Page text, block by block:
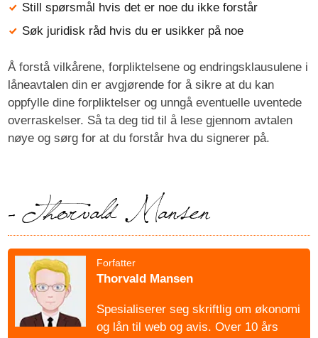
Still spørsmål hvis det er noe du ikke forstår
Søk juridisk råd hvis du er usikker på noe
Å forstå vilkårene, forpliktelsene og endringsklausulene i
låneavtalen din er avgjørende for å sikre at du kan
oppfylle dine forpliktelser og unngå eventuelle uventede
overraskelser. Så ta deg tid til å lese gjennom avtalen
nøye og sørg for at du forstår hva du signerer på.
Forfatter
Thorvald Mansen
Spesialiserer seg skriftlig om økonomi
og lån til web og avis. Over 10 års